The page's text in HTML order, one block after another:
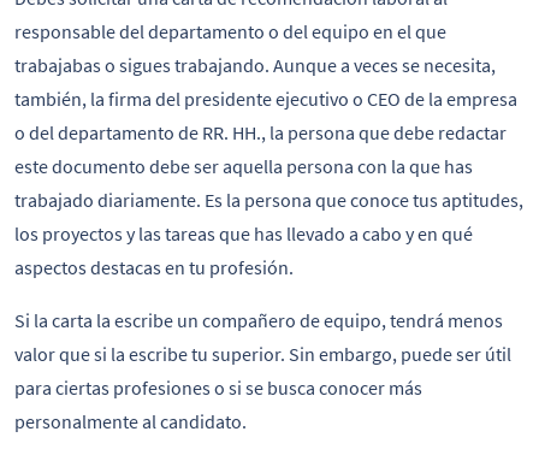
responsable del departamento o del equipo en el que
trabajabas o sigues trabajando. Aunque a veces se necesita,
también, la firma del presidente ejecutivo o CEO de la empresa
o del departamento de RR. HH., la persona que debe redactar
este documento debe ser aquella persona con la que has
trabajado diariamente. Es la persona que conoce tus aptitudes,
los proyectos y las tareas que has llevado a cabo y en qué
aspectos destacas en tu profesión.
Si la carta la escribe un compañero de equipo, tendrá menos
valor que si la escribe tu superior. Sin embargo, puede ser útil
para ciertas profesiones o si se busca conocer más
personalmente al candidato.